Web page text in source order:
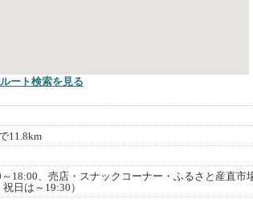
ルート検索を見る
11.8km
18:00、売店・スナックコーナー・ふるさと産直市
日は～19:30）